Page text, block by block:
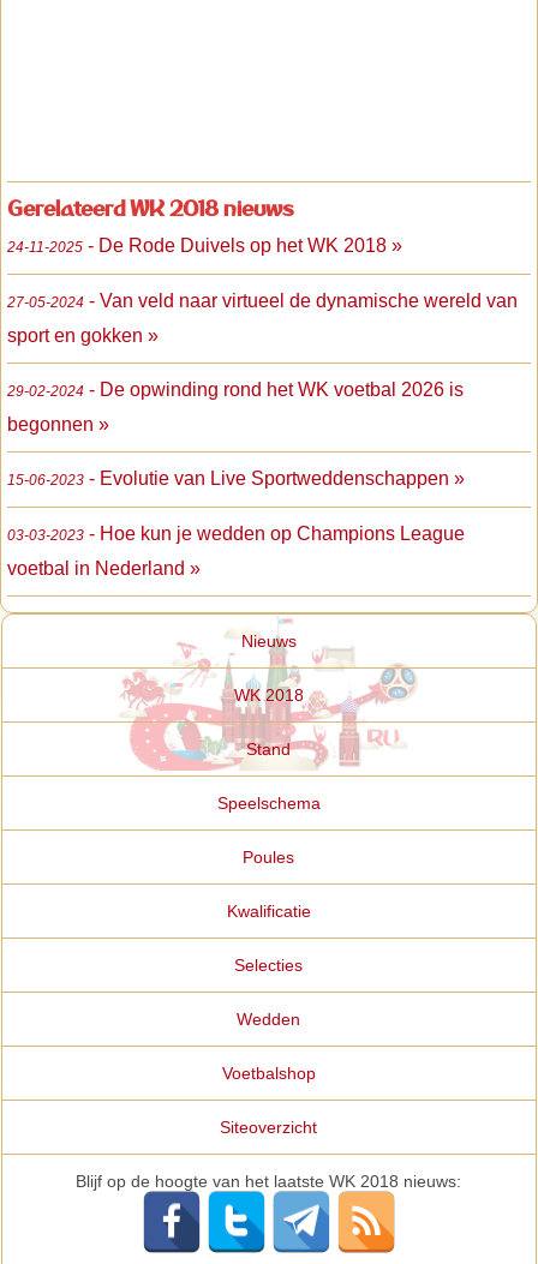
Gerelateerd WK 2018 nieuws
24-11-2025 - De Rode Duivels op het WK 2018 »
27-05-2024 - Van veld naar virtueel de dynamische wereld van
sport en gokken »
29-02-2024 - De opwinding rond het WK voetbal 2026 is
begonnen »
15-06-2023 - Evolutie van Live Sportweddenschappen »
03-03-2023 - Hoe kun je wedden op Champions League
voetbal in Nederland »
Nieuws
WK 2018
Stand
Speelschema
Poules
Kwalificatie
Selecties
Wedden
Voetbalshop
Siteoverzicht
Blijf op de hoogte van het laatste WK 2018 nieuws: